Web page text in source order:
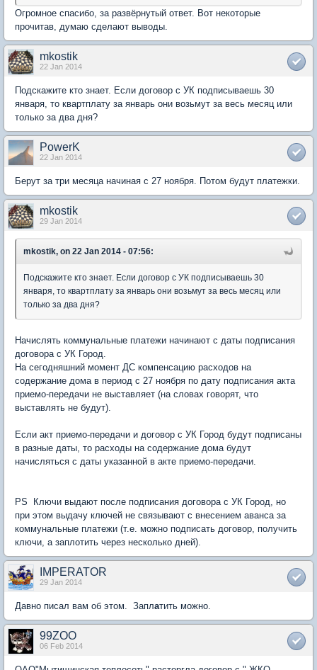
Огромное спасибо, за развёрнутый ответ. Вот некоторые
прочитав, думаю сделают выводы.
mkostik
22 Jan 2014
Подскажите кто знает. Если договор с УК подписываешь 30
января, то квартплату за январь они возьмут за весь месяц или
только за два дня?
PowerK
22 Jan 2014
Берут за три месяца начиная с 27 ноября. Потом будут платежки.
mkostik
29 Jan 2014
mkostik, on 22 Jan 2014 - 07:56:
Подскажите кто знает. Если договор с УК подписываешь 30
января, то квартплату за январь они возьмут за весь месяц или
только за два дня?
Начислять коммунальные платежи начинают с даты подписания
договора с УК Город.
На сегодняшний момент ДС компенсацию расходов на
содержание дома в период с 27 ноября по дату подписания акта
приемо-передачи не выставляет (на словах говорят, что
выставлять не будут).
Если акт приемо-передачи и договор с УК Город будут подписаны
в разные даты, то расходы на содержание дома будут
начисляться с даты указанной в акте приемо-передачи.
PS Ключи выдают после подписания договора с УК Город, но
при этом выдачу ключей не связывают с внесением аванса за
коммунальные платежи (т.е. можно подписать договор, получить
ключи, а заплотить через несколько дней).
IMPERATOR
29 Jan 2014
Давно писал вам об этом. Заплатить можно.
99ZOO
06 Feb 2014